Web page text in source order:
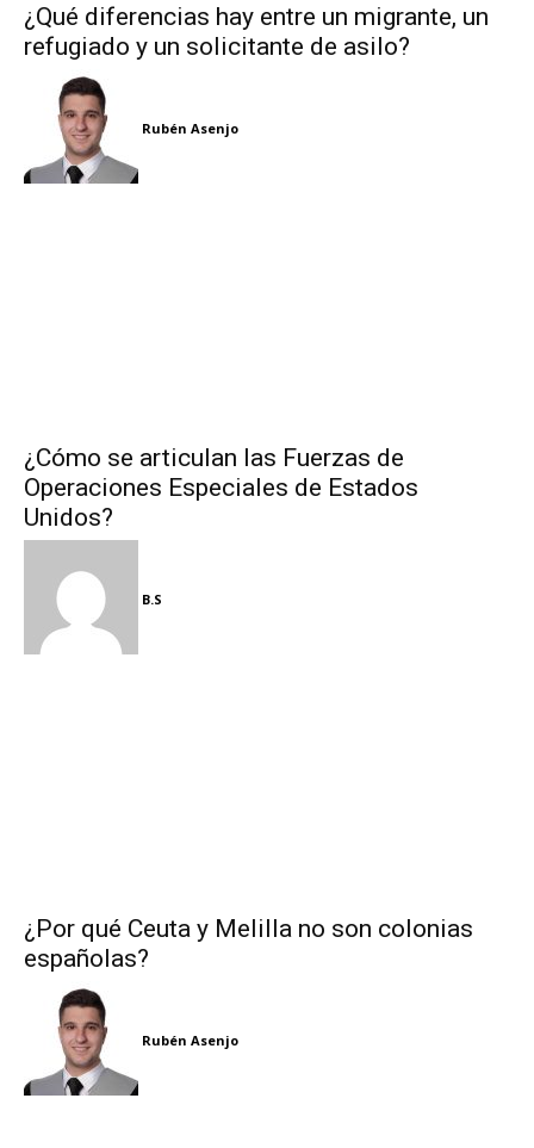
¿Qué diferencias hay entre un migrante, un
refugiado y un solicitante de asilo?
Rubén Asenjo
¿Cómo se articulan las Fuerzas de
Operaciones Especiales de Estados
Unidos?
B.S
¿Por qué Ceuta y Melilla no son colonias
españolas?
Rubén Asenjo